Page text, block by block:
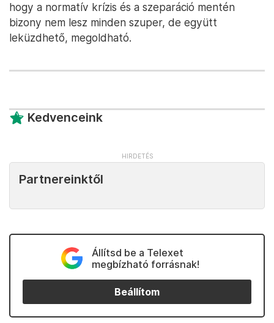
hogy a normatív krízis és a szeparáció mentén
bizony nem lesz minden szuper, de együtt
leküzdhető, megoldható.
Kedvenceink
Partnereinktől
Állítsd be a Telexet
megbízható forrásnak!
Beállítom